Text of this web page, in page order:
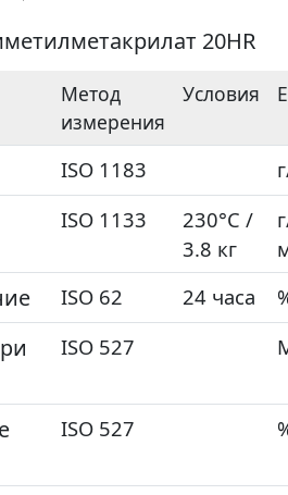
20HR
Метод
измерения
Условия
ISO 1183
ISO 1133
230°C /
3.8 кг
ISO 62 24 часа
ISO 527
ISO 527